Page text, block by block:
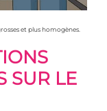
et plus homogènes.
SUR LE